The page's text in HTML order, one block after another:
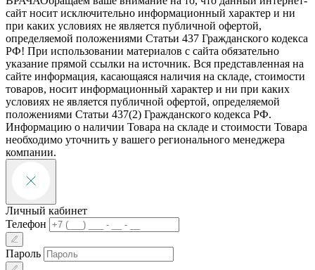
сайт носит исключительно информационный характер и ни
при каких условиях не является публичной офертой,
определяемой положениями Статьи 437 Гражданского кодекса
РФ! При использовании материалов с сайта обязательно
указание прямой ссылки на источник. Вся представленная на
сайте информация, касающаяся наличия на складе, стоимости
товаров, носит информационный характер и ни при каких
условиях не является публичной офертой, определяемой
положениями Статьи 437(2) Гражданского кодекса РФ.
Информацию о наличии Товара на складе и стоимости Товара
необходимо уточнить у вашего регионального менеджера
компании.
Личный кабинет
Телефон
Пароль